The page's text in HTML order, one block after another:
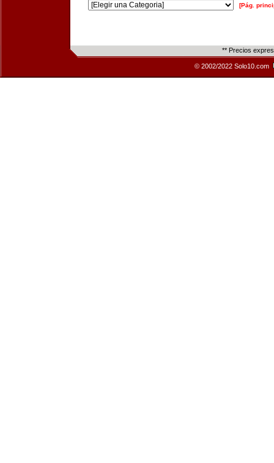
[Pág.
** Precios
© 2002/2022 Solo10.com